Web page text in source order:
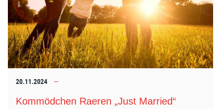
20.11.2024
Kommödchen Raeren „Just Married“